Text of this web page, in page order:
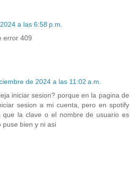
a las 6:58 p.m.
error 409
de 2024 a las 11:02 a.m.
iniciar sesion? porque en la pagina de
sesion a mi cuenta, pero en spotify
que la clave o el nombre de usuario es
puse bien y ni asi